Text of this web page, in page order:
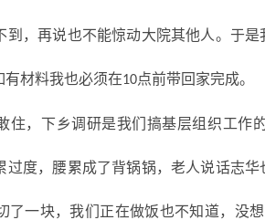
到，再说也不能惊动大院其他人。于
有材料我也必须在10点前带回家完成。
住，下乡调研是我们搞基层组织工作
过度，腰累成了背锅锅，老人说话志
了一块，我们正在做饭也不知道，没